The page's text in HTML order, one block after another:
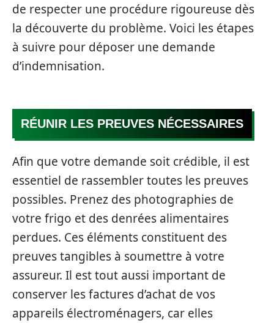
de respecter une procédure rigoureuse dès
la découverte du problème. Voici les étapes
à suivre pour déposer une demande
d’indemnisation.
RÉUNIR LES PREUVES NÉCESSAIRES
Afin que votre demande soit crédible, il est
essentiel de rassembler toutes les preuves
possibles. Prenez des photographies de
votre frigo et des denrées alimentaires
perdues. Ces éléments constituent des
preuves tangibles à soumettre à votre
assureur. Il est tout aussi important de
conserver les factures d’achat de vos
appareils électroménagers, car elles